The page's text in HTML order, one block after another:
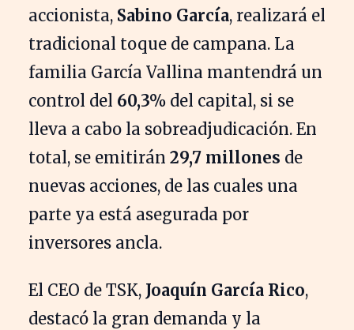
accionista, Sabino García, realizará el
tradicional toque de campana. La
familia García Vallina mantendrá un
control del 60,3% del capital, si se
lleva a cabo la sobreadjudicación. En
total, se emitirán 29,7 millones de
nuevas acciones, de las cuales una
parte ya está asegurada por
inversores ancla.
El CEO de TSK, Joaquín García Rico,
destacó la gran demanda y la